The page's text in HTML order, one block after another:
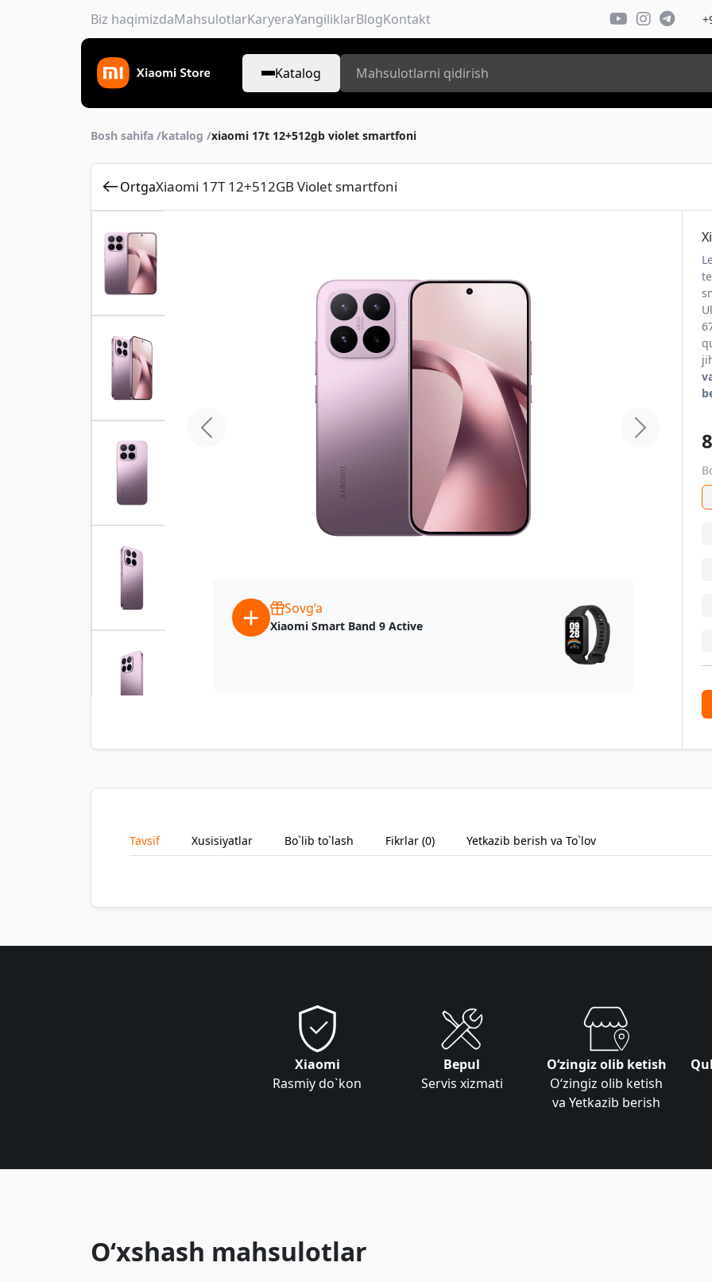
Biz haqimizdaMahsulotlarKaryeraYangiliklarBlogKontakt
Katalog
Bosh sahifa /katalog /xiaomi 17t 12+512gb violet smartfoni
OrtgaXiaomi 17T 12+512GB Violet smartfoni
home.previous home.next
Sovg‘a
Xiaomi Smart Band 9 Active
Tavsif Xusisiyatlar Bo`lib to`lash Fikrlar (0) Yetkazib berish va To`lov
Xiaomi
Rasmiy do`kon
Bepul
Servis xizmati
Oʻzingiz olib ketish
Oʻzingiz olib ketish
va Yetkazib berish
O‘xshash mahsulotlar